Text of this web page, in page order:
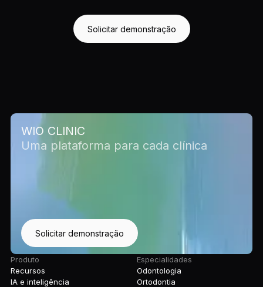
Solicitar demonstração
WIO CLINIC
Uma plataforma para cada clínica
Solicitar demonstração
Produto
Recursos
IA e inteligência
Especialidades
Odontologia
Ortodontia